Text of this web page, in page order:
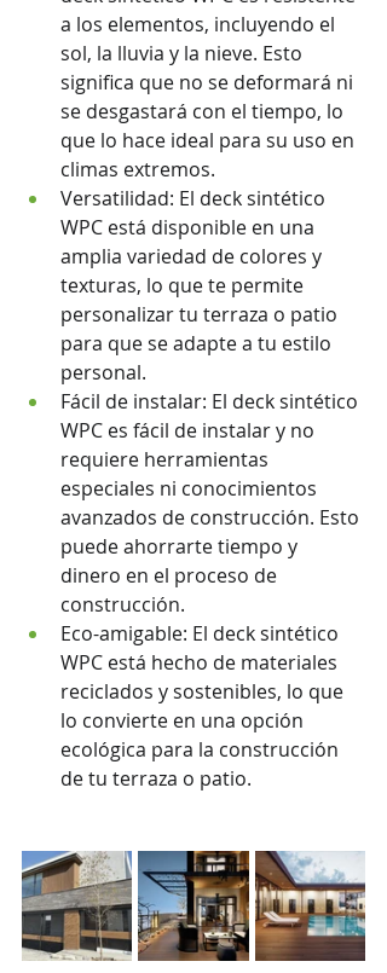
a los elementos, incluyendo el
sol, la lluvia y la nieve. Esto
significa que no se deformará ni
se desgastará con el tiempo, lo
que lo hace ideal para su uso en
climas extremos.
Versatilidad: El deck sintético
WPC está disponible en una
amplia variedad de colores y
texturas, lo que te permite
personalizar tu terraza o patio
para que se adapte a tu estilo
personal.
Fácil de instalar: El deck sintético
WPC es fácil de instalar y no
requiere herramientas
especiales ni conocimientos
avanzados de construcción. Esto
puede ahorrarte tiempo y
dinero en el proceso de
construcción.
Eco-amigable: El deck sintético
WPC está hecho de materiales
reciclados y sostenibles, lo que
lo convierte en una opción
ecológica para la construcción
de tu terraza o patio.